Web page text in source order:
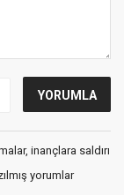
inançlara saldırı
yorumlar